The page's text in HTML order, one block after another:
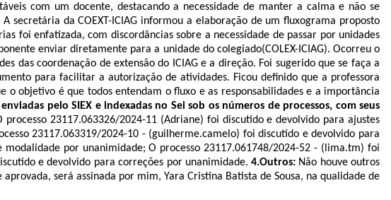
com um docente, destacando a necessidade de manter a calma e não se
A secretária da COEXT-ICIAG informou a elaboração de um fluxograma proposto
foi enfatizada, com discordâncias sobre a necessidade de passar por unidades
enviar diretamente para a unidade do colegiado(COLEX-ICIAG). Ocorreu o
das coordenação de extensão do ICIAG e a direção. Foi sugerido que se faça a
para facilitar a autorização de atividades. Ficou definido que a professora
objetivo é que todos entendam o fluxo e as responsabilidades e a importância
pelo SIEX e indexadas no Sei sob os números de processos, com seus
23117.063326/2024-11 (Adriane) foi discutido e devolvido para ajustes
23117.063319/2024-10 - (guilherme.camelo) foi discutido e devolvido para
por unanimidade; O processo 23117.061748/2024-52 - (lima.tm) foi
e devolvido para correções por unanimidade. 4.Outros: Não houve outros
será assinada por mim, Yara Cristina Batista de Sousa, na qualidade de